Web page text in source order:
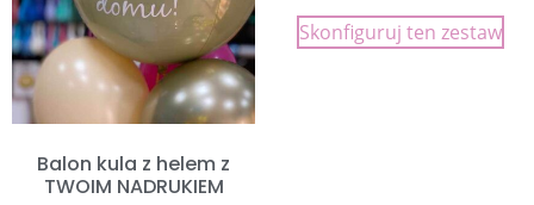
Balon kula z helem z
TWOIM NADRUKIEM
Skonfiguruj ten zestaw